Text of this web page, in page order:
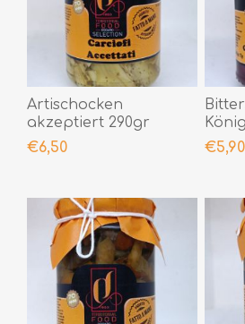
Artischocken
akzeptiert 290gr
€6,50
€5,90